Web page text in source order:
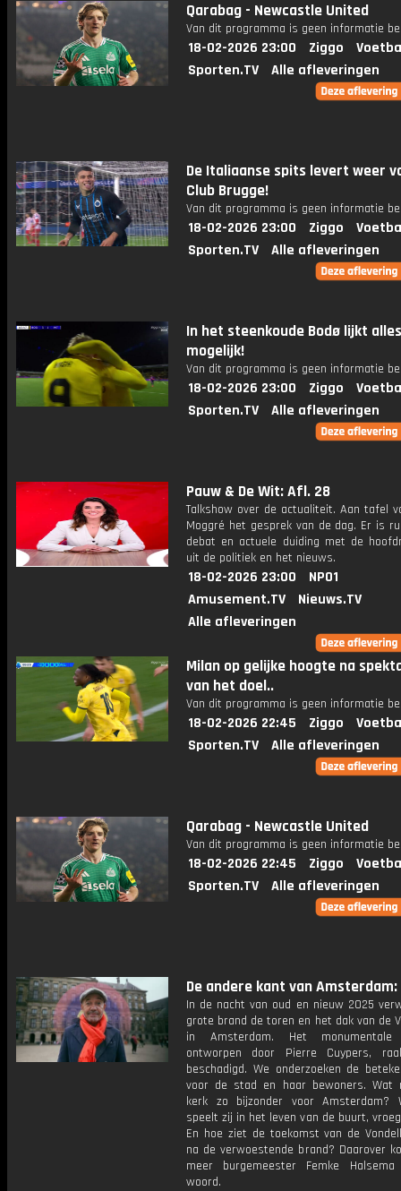
Qarabag - Newcastle United
Van dit programma is geen informatie
18-02-2026 23:00 Ziggo
Sporten.TV
Alle afleveringen
De Italiaanse spits levert weer
Club Brugge!
Van dit programma is geen informatie
18-02-2026 23:00 Ziggo
Sporten.TV
Alle afleveringen
In het steenkoude Bodø lijkt alles
mogelijk!
Van dit programma is geen informatie
18-02-2026 23:00 Ziggo
Sporten.TV
Alle afleveringen
Pauw & De Wit: Afl. 28
Talkshow over de actualiteit. Aan tafel
Moggré het gesprek van de dag. Er is
debat en actuele duiding met de
uit de politiek en het nieuws.
18-02-2026 23:00
NPO1
Amusement.TV
Nieuws.TV
Alle afleveringen
Milan op gelijke hoogte na
van het doel..
Van dit programma is geen informatie
18-02-2026 22:45 Ziggo
Sporten.TV
Alle afleveringen
Qarabag - Newcastle United
Van dit programma is geen informatie
18-02-2026 22:45 Ziggo
Sporten.TV
Alle afleveringen
De andere kant van
In de nacht van oud en nieuw 2025
grote brand de toren en het dak van de
in Amsterdam. Het monumentale
ontworpen door Pierre Cuypers,
beschadigd. We onderzoeken de
voor de stad en haar bewoners. Wat
kerk zo bijzonder voor Amsterdam?
speelt zij in het leven van de buurt,
En hoe ziet de toekomst van de
na de verwoestende brand? Daarover
meer burgemeester Femke
woord.